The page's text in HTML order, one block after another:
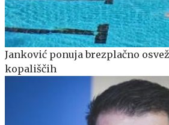
Janković ponuja brezplačno
kopališčih